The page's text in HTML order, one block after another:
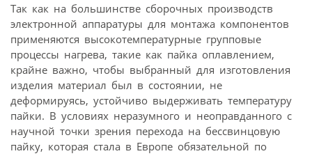
Так как на большинстве сборочных производств
электронной аппаратуры для монтажа компонентов
применяются высокотемпературные групповые
процессы нагрева, такие как пайка оплавлением,
крайне важно, чтобы выбранный для изготовления
изделия материал был в состоянии, не
деформируясь, устойчиво выдерживать температуру
пайки. В условиях неразумного и неоправданного с
научной точки зрения перехода на бессвинцовую
пайку, которая стала в Европе обязательной по